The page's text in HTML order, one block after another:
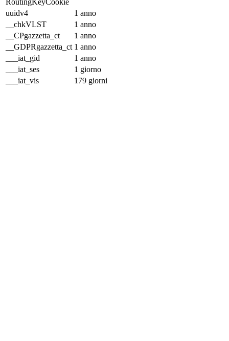
RoutingKeyCookie
uuidv4
1 anno
__chkVLST
1 anno
__CPgazzetta_ct
1 anno
__GDPRgazzetta_ct 1 anno
___iat_gid
1 anno
___iat_ses
1 giorno
___iat_vis
179 giorni